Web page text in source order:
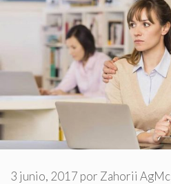
3 junio, 2017 por Zahorii AgMc